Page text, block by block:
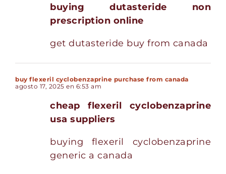
buying dutasteride non
prescription online
get dutasteride buy from canada
buy flexeril cyclobenzaprine purchase from canada
agosto 17, 2025 en 6:53 am
cheap flexeril cyclobenzaprine
usa suppliers
buying flexeril cyclobenzaprine
generic a canada